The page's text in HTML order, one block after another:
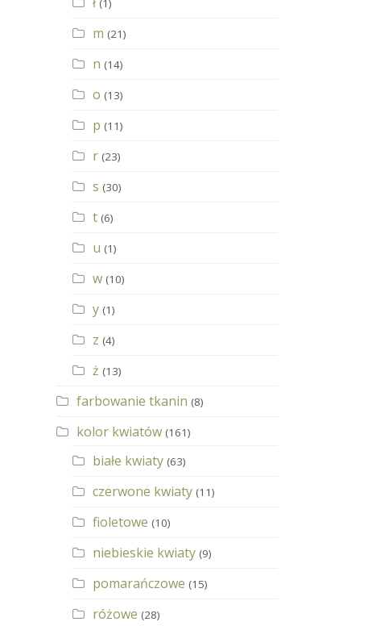
(1)
m (21)
n (14)
o (13)
p (11)
r (23)
s (30)
t (6)
u (1)
w (10)
y (1)
z (4)
ż (13)
farbowanie tkanin (8)
kolor kwiatów (161)
białe kwiaty (63)
czerwone kwiaty (11)
fioletowe (10)
niebieskie kwiaty (9)
pomarańczowe (15)
różowe (28)